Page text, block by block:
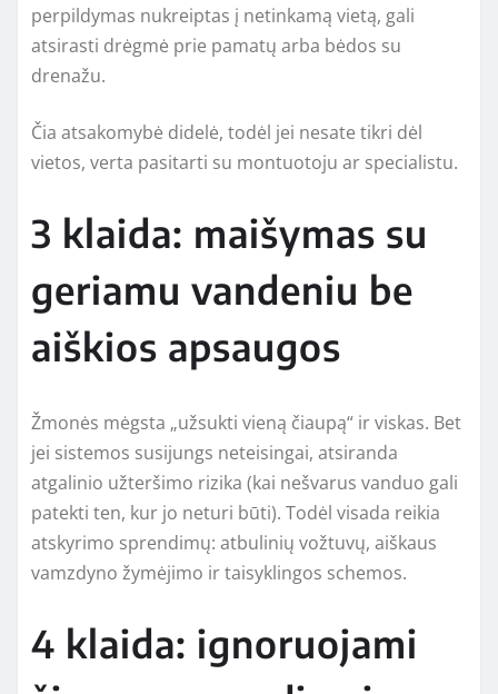
perpildymas nukreiptas į netinkamą vietą, gali
atsirasti drėgmė prie pamatų arba bėdos su
drenažu.
Čia atsakomybė didelė, todėl jei nesate tikri dėl
vietos, verta pasitarti su montuotoju ar specialistu.
3 klaida: maišymas su
geriamu vandeniu be
aiškios apsaugos
Žmonės mėgsta „užsukti vieną čiaupą“ ir viskas. Bet
jei sistemos susijungs neteisingai, atsiranda
atgalinio užteršimo rizika (kai nešvarus vanduo gali
patekti ten, kur jo neturi būti). Todėl visada reikia
atskyrimo sprendimų: atbulinių vožtuvų, aiškaus
vamzdyno žymėjimo ir taisyklingos schemos.
4 klaida: ignoruojami